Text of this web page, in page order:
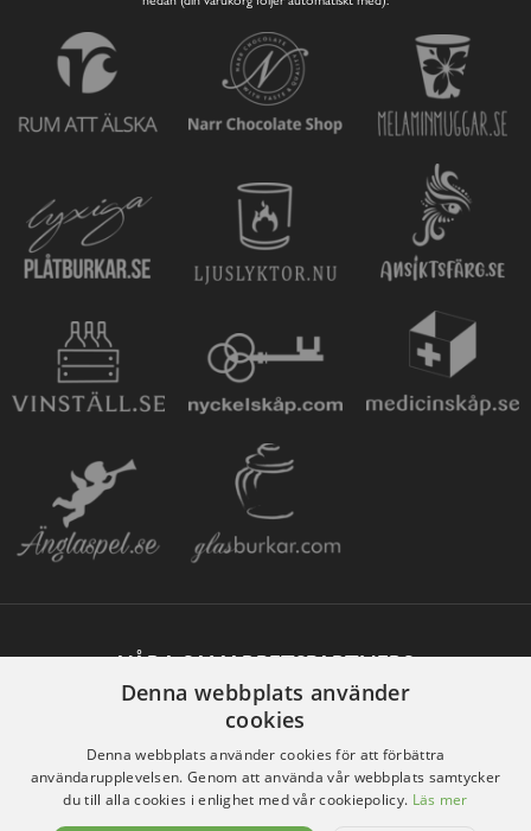
VÅRA SAMARBETSPARTNERS
Denna webbplats använder
cookies
Denna webbplats använder cookies för att förbättra
användarupplevelsen. Genom att använda vår webbplats samtycker
du till alla cookies i enlighet med vår cookiepolicy. Läs mer